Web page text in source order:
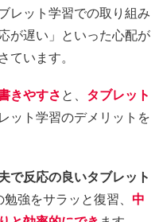
レット学習での取り組み
が遅い」といった心配が
います。
きやすさと、 タブレット
ット学習のデメリットを
で反応の良いタブレット
強をサラッと復習、 中